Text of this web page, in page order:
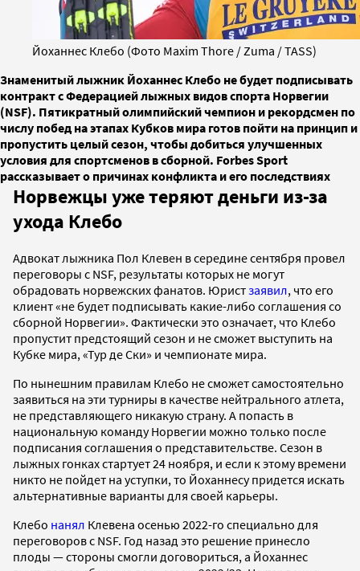
Йоханнес Клебо (Фото Maxim Thore / Zuma / TASS)
Знаменитый лыжник Йоханнес Клебо не будет подписывать
контракт с Федерацией лыжных видов спорта Норвегии
(NSF). Пятикратный олимпийский чемпион и рекордсмен по
числу побед на этапах Кубков мира готов пойти на принцип и
пропустить целый сезон, чтобы добиться улучшенных
условия для спортсменов в сборной. Forbes Sport
рассказывает о причинах конфликта и его последствиях
Норвежцы уже теряют деньги из-за
ухода Клебо
Адвокат лыжника Пол Клевен в середине сентября провел
переговоры с NSF, результаты которых не могут
обрадовать норвежских фанатов. Юристзаявил, что его
клиент «не будет подписывать какие-либо соглашения со
сборной Норвегии». Фактически это означает, что Клебо
пропустит предстоящий сезон и не сможет выступить на
Кубке мира, «Тур де Ски» и чемпионате мира.
По нынешним правилам Клебо не сможет самостоятельно
заявиться на эти турниры в качестве нейтрального атлета,
не представляющего никакую страну. А попасть в
национальную команду Норвегии можно только после
подписания соглашения о представительстве. Сезон в
лыжных гонках стартует 24 ноября, и если к этому времени
никто не пойдет на уступки, то Йоханнесу придется искать
альтернативные варианты для своей карьеры.
Клебо нанял Клевена осенью 2022-го специально для
переговоров с NSF. Год назад это решение принесло
плоды — стороны смогли договориться, а Йоханнес